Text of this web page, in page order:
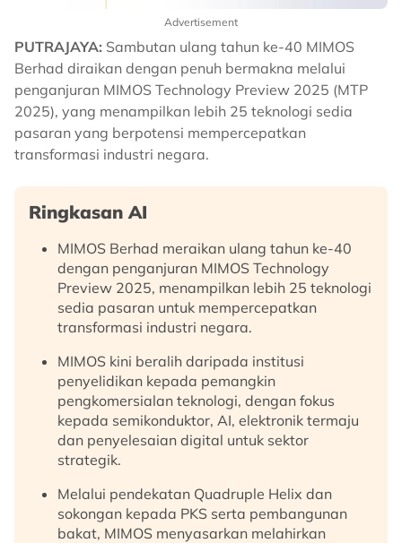
Advertisement
PUTRAJAYA: Sambutan ulang tahun ke-40 MIMOS
Berhad diraikan dengan penuh bermakna melalui
penganjuran MIMOS Technology Preview 2025 (MTP
2025), yang menampilkan lebih 25 teknologi sedia
pasaran yang berpotensi mempercepatkan
transformasi industri negara.
Ringkasan AI
MIMOS Berhad meraikan ulang tahun ke-40
dengan penganjuran MIMOS Technology
Preview 2025, menampilkan lebih 25 teknologi
sedia pasaran untuk mempercepatkan
transformasi industri negara.
MIMOS kini beralih daripada institusi
penyelidikan kepada pemangkin
pengkomersialan teknologi, dengan fokus
kepada semikonduktor, AI, elektronik termaju
dan penyelesaian digital untuk sektor
strategik.
Melalui pendekatan Quadruple Helix dan
sokongan kepada PKS serta pembangunan
bakat, MIMOS menyasarkan melahirkan